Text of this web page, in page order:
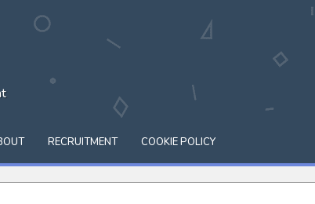
RECRUITMENT COOKIE POLICY